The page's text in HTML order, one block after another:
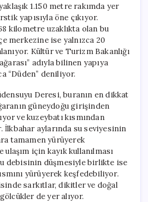
1.150 metre rakımda yer
yapısıyla öne çıkıyor.
kilometre uzaklıkta olan bu
merkezine ise yalnızca 20
Kültür ve Turizm Bakanlığı
adıyla bilinen yapıya
“Düden” deniliyor.
Deresi, buranın en dikkat
güneydoğu girişinden
ve kuzeybatı kısmından
İlkbahar aylarında su seviyesinin
tamamen yürüyerek
için kayık kullanılması
debisinin düşmesiyle birlikte ise
yürüyerek keşfedebiliyor.
sarkıtlar, dikitler ve doğal
de yer alıyor.